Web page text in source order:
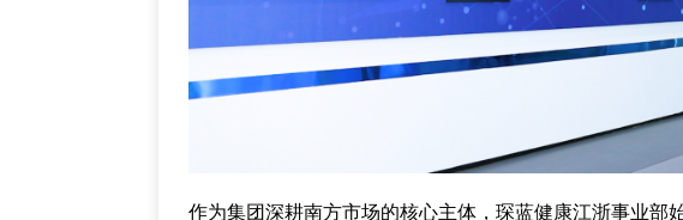
作为集团深耕南方市场的核心主体，琛蓝健康江浙事业部